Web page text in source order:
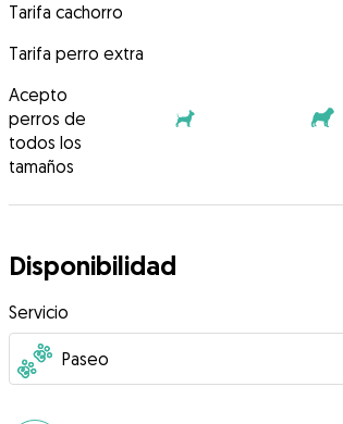
Tarifa cachorro
Tarifa perro extra
Acepto
perros de
todos los
tamaños
Disponibilidad
Servicio